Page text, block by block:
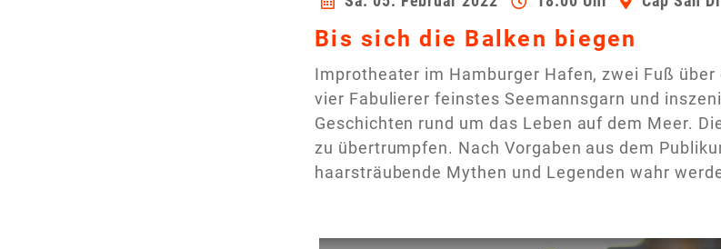
Bis sich die Balken biegen
Improtheater im Hamburger Hafen, zwei Fuß
vier Fabulierer feinstes Seemannsgarn und
Geschichten rund um das Leben auf dem Meer.
zu übertrumpfen. Nach Vorgaben aus dem
haarsträubende Mythen und Legenden wahr